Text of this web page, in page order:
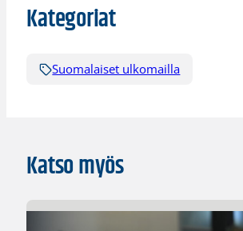
Kategoriat
Suomalaiset ulkomailla
Katso myös